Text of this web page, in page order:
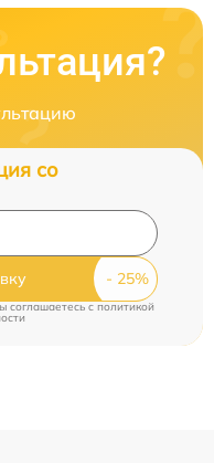
со
соглашаетесь cполитикой